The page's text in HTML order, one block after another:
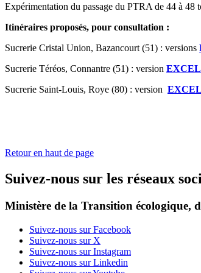
Expérimentation du passage du PTRA de 44 à 48
Itinéraires proposés, pour consultation :
Sucrerie Cristal Union, Bazancourt (51) : versions
Sucrerie Téréos, Connantre (51) : version EXCEL
Sucrerie Saint-Louis, Roye (80) : version EXCEL
Retour en haut de page
Suivez-nous sur les réseaux
Ministère de la Transition écologique,
Suivez-nous sur Facebook
Suivez-nous sur X
Suivez-nous sur Instagram
Suivez-nous sur Linkedin